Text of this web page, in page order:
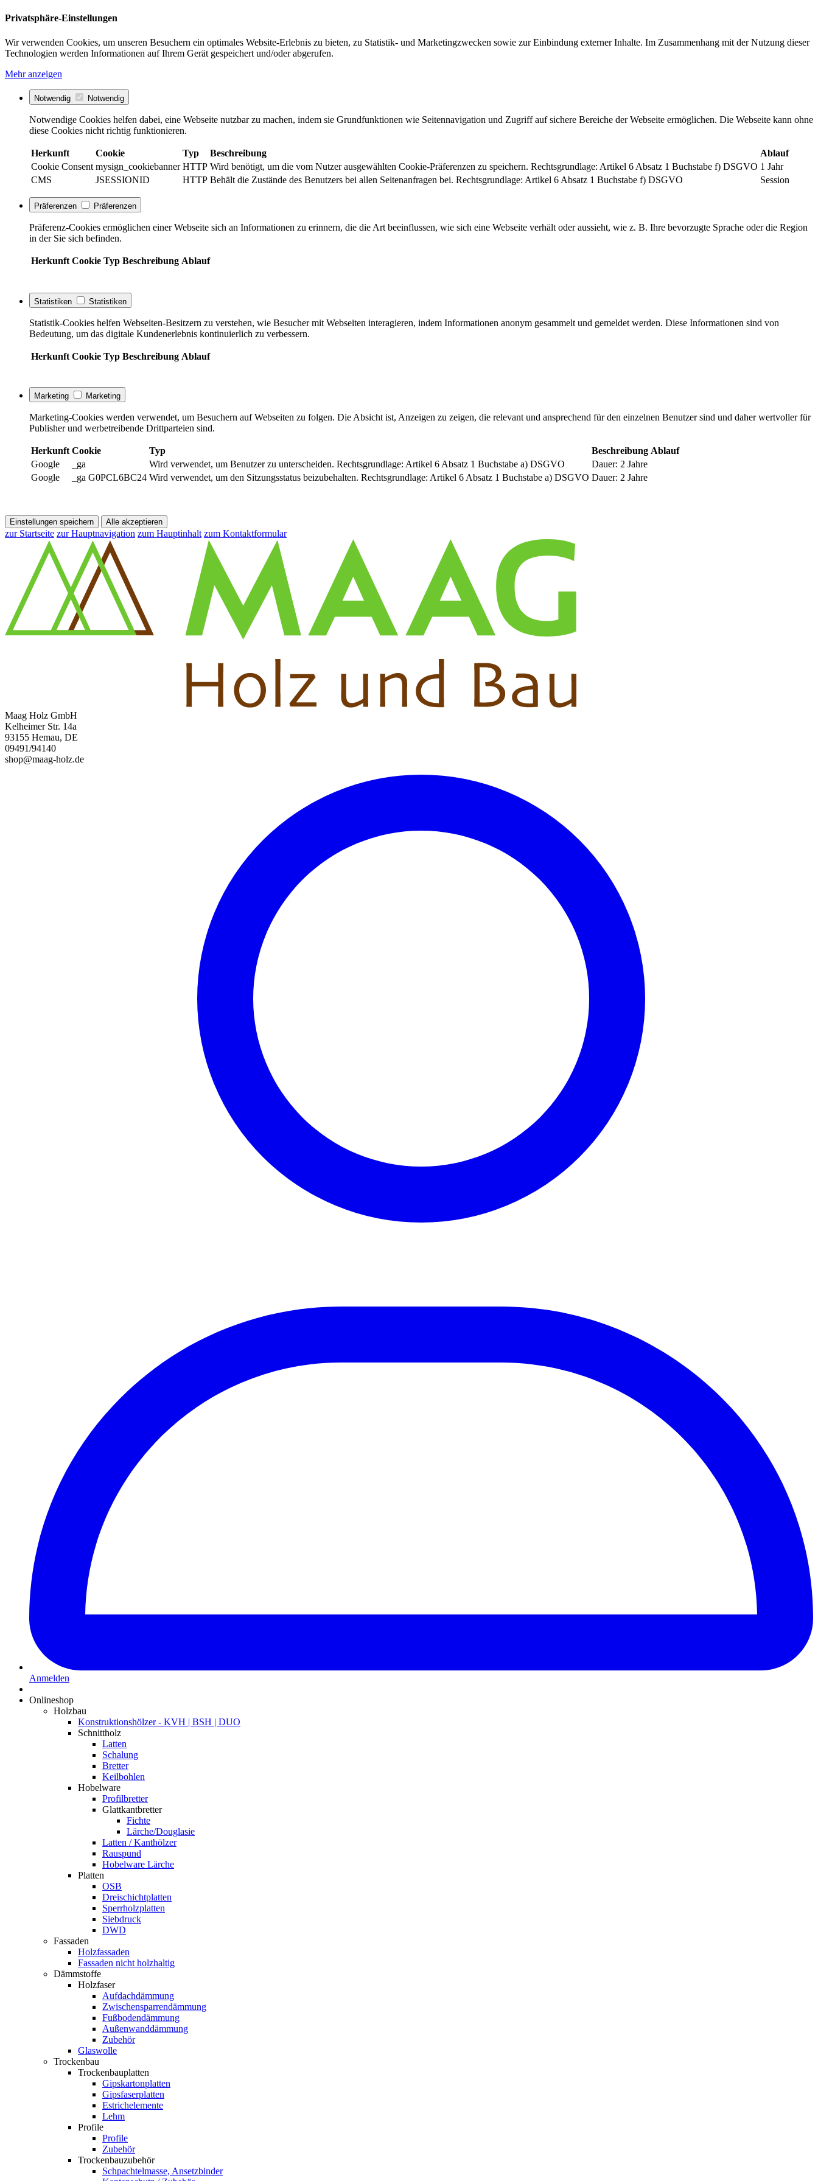
Privatsphäre-Einstellungen
Wir verwenden Cookies, um unseren Besuchern ein optimales Website-Erlebnis zu bieten, zu Statistik- und Marketingzwecken sowie zur Einbindung externer Inhalte. Im Zusammenhang mit der Nutzung dieser
Technologien werden Informationen auf Ihrem Gerät gespeichert und/oder abgerufen.
Mehr anzeigen
Notwendig Notwendig
Notwendige Cookies helfen dabei, eine Webseite nutzbar zu machen, indem sie Grundfunktionen wie Seitennavigation und Zugriff auf sichere Bereiche der Webseite ermöglichen. Die Webseite kann ohne
diese Cookies nicht richtig funktionieren.
Herkunft Cookie Typ Beschreibung
Ablauf
Cookie Consent mysign_cookiebanner HTTP Wird benötigt, um die vom Nutzer ausgewählten Cookie-Präferenzen zu speichern. Rechtsgrundlage: Artikel 6 Absatz 1 Buchstabe f) DSGVO 1 Jahr
CMS
JSESSIONID HTTP Behält die Zustände des Benutzers bei allen Seitenanfragen bei. Rechtsgrundlage: Artikel 6 Absatz 1 Buchstabe f) DSGVO Session
Präferenzen Präferenzen
Präferenz-Cookies ermöglichen einer Webseite sich an Informationen zu erinnern, die die Art beeinflussen, wie sich eine Webseite verhält oder aussieht, wie z. B. Ihre bevorzugte Sprache oder die Region
in der Sie sich befinden.
Herkunft Cookie Typ Beschreibung Ablauf
Statistiken Statistiken
Statistik-Cookies helfen Webseiten-Besitzern zu verstehen, wie Besucher mit Webseiten interagieren, indem Informationen anonym gesammelt und gemeldet werden. Diese Informationen sind von
Bedeutung, um das digitale Kundenerlebnis kontinuierlich zu verbessern.
Herkunft Cookie Typ Beschreibung Ablauf
Marketing Marketing
Marketing-Cookies werden verwendet, um Besuchern auf Webseiten zu folgen. Die Absicht ist, Anzeigen zu zeigen, die relevant und ansprechend für den einzelnen Benutzer sind und daher wertvoller für
Publisher und werbetreibende Drittparteien sind.
Herkunft Cookie Typ Beschreibung Ablauf
Google
_ga Wird verwendet, um Benutzer zu unterscheiden. Rechtsgrundlage: Artikel 6 Absatz 1 Buchstabe a) DSGVO
Dauer: 2 Jahre
Google
_ga G0PCL6BC24 Wird verwendet, um den Sitzungsstatus beizubehalten. Rechtsgrundlage: Artikel 6 Absatz 1 Buchstabe a) DSGVO Dauer: 2 Jahre
Einstellungen speichern Alle akzeptieren
zur Startseite zur Hauptnavigation zum Hauptinhalt zum Kontaktformular
Maag Holz GmbH
Kelheimer Str. 14a
93155 Hemau, DE
09491/94140
shop@maag-holz.de
Anmelden
Onlineshop
Holzbau
Konstruktionshölzer - KVH | BSH | DUO
Schnittholz
Latten
Schalung
Bretter
Keilbohlen
Hobelware
Profilbretter
Glattkantbretter
Fichte
Lärche/Douglasie
Latten / Kanthölzer
Rauspund
Hobelware Lärche
Platten
OSB
Dreischichtplatten
Sperrholzplatten
Siebdruck
DWD
Fassaden
Holzfassaden
Fassaden nicht holzhaltig
Dämmstoffe
Holzfaser
Aufdachdämmung
Zwischensparrendämmung
Fußbodendämmung
Außenwanddämmung
Zubehör
Glaswolle
Trockenbau
Trockenbauplatten
Gipskartonplatten
Gipsfaserplatten
Estrichelemente
Lehm
Profile
Profile
Zubehör
Trockenbauzubehör
Schpachtelmasse, Ansetzbinder